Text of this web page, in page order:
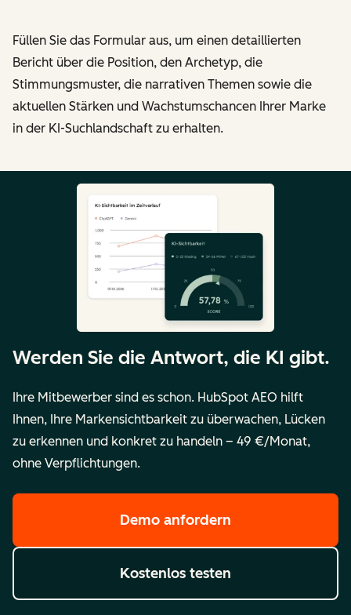
Füllen Sie das Formular aus, um einen detaillierten
Bericht über die Position, den Archetyp, die
Stimmungsmuster, die narrativen Themen sowie die
aktuellen Stärken und Wachstumschancen Ihrer Marke
in der KI-Suchlandschaft zu erhalten.
Werden Sie die Antwort, die KI gibt.
Ihre Mitbewerber sind es schon. HubSpot AEO hilft
Ihnen, Ihre Markensichtbarkeit zu überwachen, Lücken
zu erkennen und konkret zu handeln – 49 €/Monat,
ohne Verpflichtungen.
Demo anfordern
Kostenlos testen